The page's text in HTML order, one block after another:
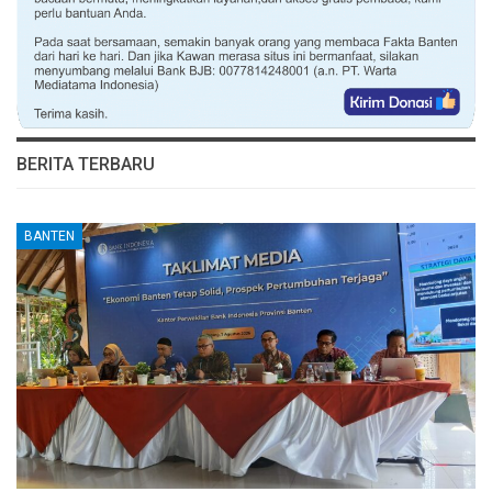
BERITA TERBARU
BANTEN